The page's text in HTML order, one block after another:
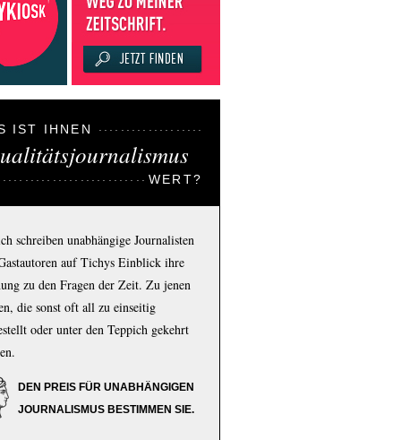
IST IHNEN
WERT?
schreiben unabhängige Journalisten
auf Tichys Einblick ihre
zu den Fragen der Zeit. Zu jenen
die sonst oft all zu einseitig
oder unter den Teppich gekehrt
DEN PREIS FÜR UNABHÄNGIGEN
JOURNALISMUS BESTIMMEN SIE.